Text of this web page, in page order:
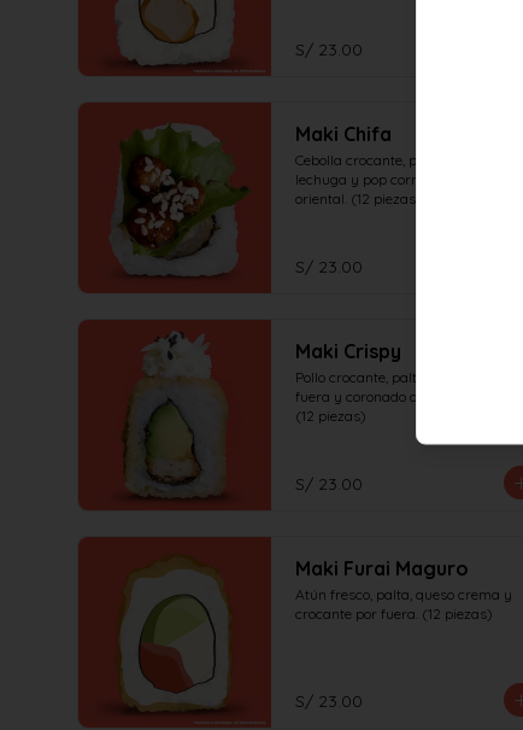
S/ 23.00
Maki Chifa
Cebolla crocante, palta, coronado de
lechuga y pop corn de pollo en salsa
oriental. (12 piezas)
S/ 23.00
Maki Crispy
Pollo crocante, palta, crocante por
fuera y coronado de ensalada oishi.
(12 piezas)
S/ 23.00
Maki Furai Maguro
Atún fresco, palta, queso crema y
crocante por fuera. (12 piezas)
S/ 23.00